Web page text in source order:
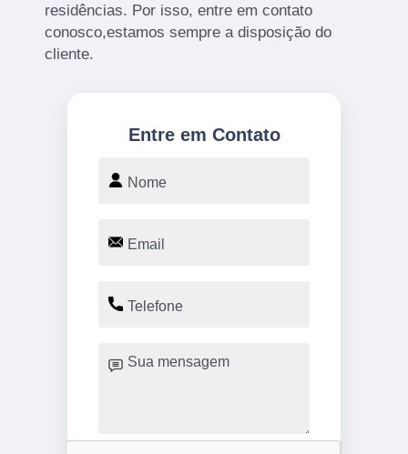
residências. Por isso, entre em contato
conosco,estamos sempre a disposição do
cliente.
Entre em Contato